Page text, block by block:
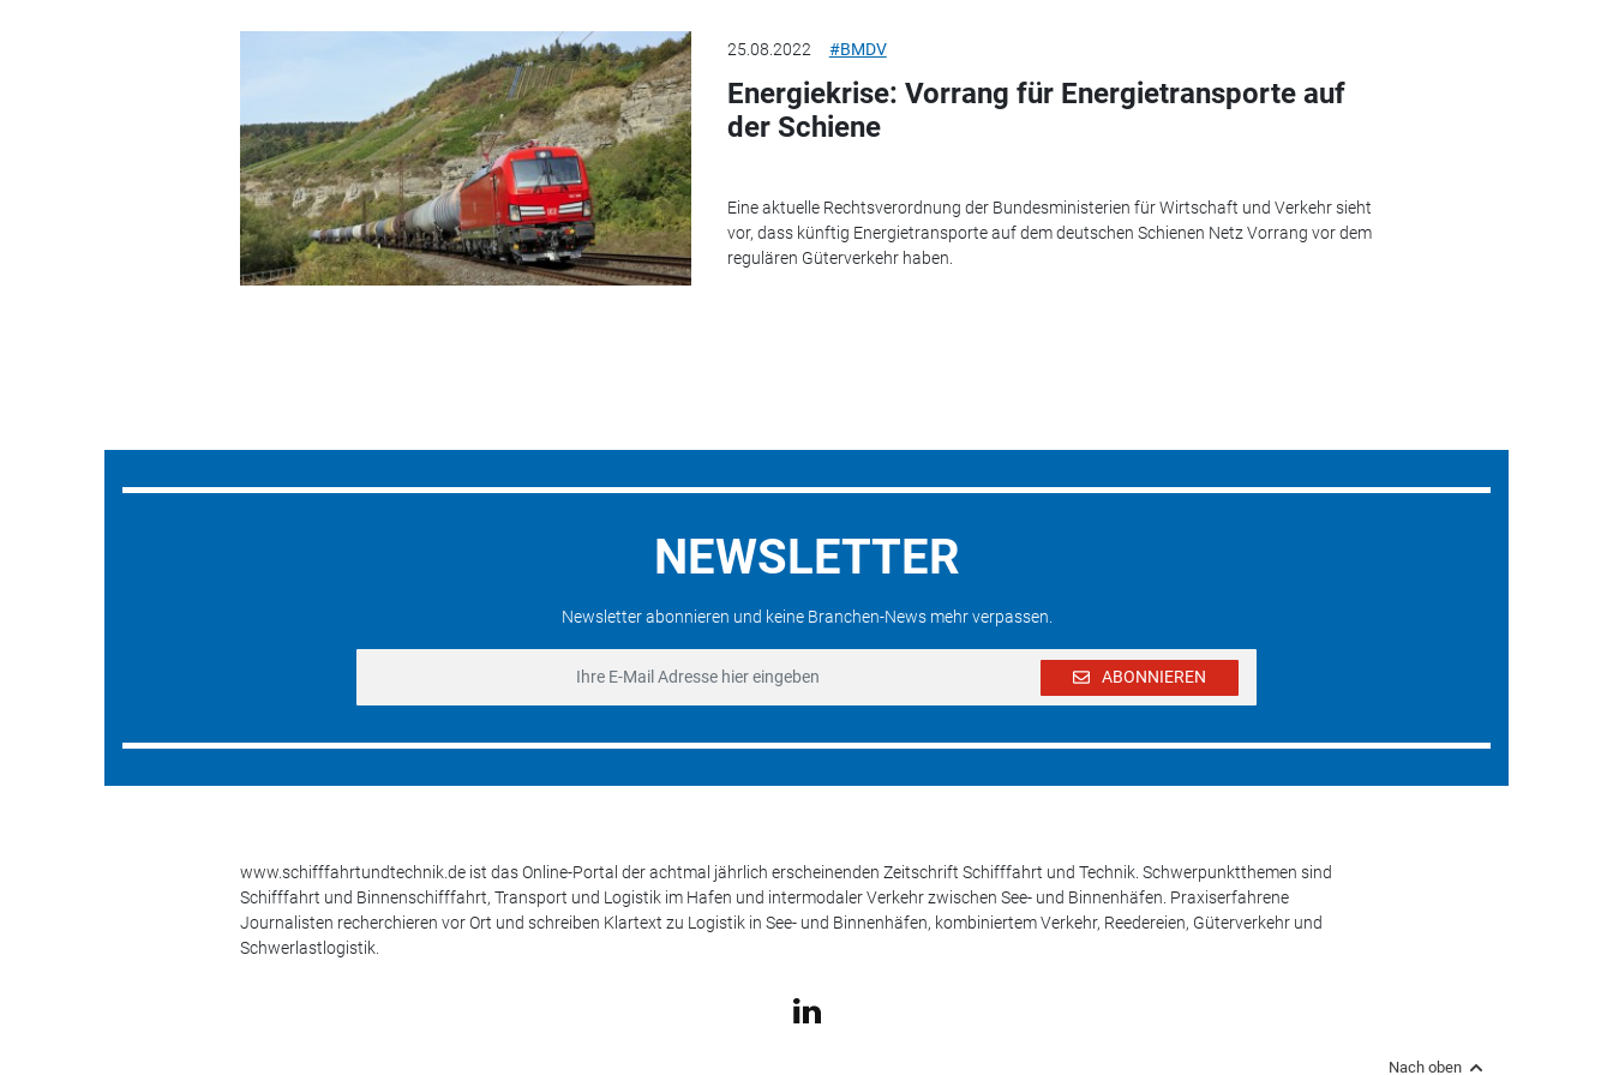
25.08.2022 #BMDV
Energiekrise: Vorrang für Energietransporte auf
der Schiene
Eine aktuelle Rechtsverordnung der Bundesministerien für Wirtschaft und Verkehr sieht
vor, dass künftig Energietransporte auf dem deutschen Schienen Netz Vorrang vor dem
regulären Güterverkehr haben.
NEWSLETTER
Newsletter abonnieren und keine Branchen-News mehr verpassen.
ABONNIEREN
www.schifffahrtundtechnik.de ist das Online-Portal der achtmal jährlich erscheinenden Zeitschrift Schifffahrt und Technik. Schwerpunktthemen sind
Schifffahrt und Binnenschifffahrt, Transport und Logistik im Hafen und intermodaler Verkehr zwischen See- und Binnenhäfen. Praxiserfahrene
Journalisten recherchieren vor Ort und schreiben Klartext zu Logistik in See- und Binnenhäfen, kombiniertem Verkehr, Reedereien, Güterverkehr und
Schwerlastlogistik.
Nach oben